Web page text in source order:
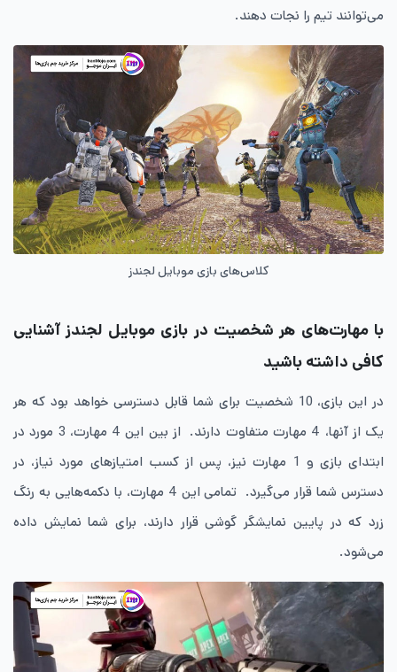
می‌توانند تیم را نجات دهند.
کلاس‌های بازی موبایل لجندز
با مهارت‌های هر شخصیت در بازیموبایل لجندزآشنایی
کافی داشته باشید
در این بازی، 10 شخصیت برای شما قابل دسترسی خواهد بود که هر
یک از آنها، 4 مهارت متفاوت دارند. از بین این 4 مهارت، 3 مورد در
ابتدای بازی و 1 مهارت نیز، پس از کسب امتیازهای مورد نیاز، در
دسترس شما قرار می‌گیرد. تمامی این 4 مهارت، با دکمه‌هایی به رنگ
زرد که در پایین نمایشگر گوشی قرار دارند، برای شما نمایش داده
می‌شود.